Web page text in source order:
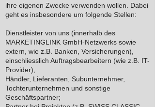
ihre eigenen Zwecke verwenden wollen. Dabei
geht es insbesondere um folgende Stellen:
Dienstleister von uns (innerhalb des
MARKETINGLINK GmbH-Netzwerks sowie
extern, wie z.B. Banken, Versicherungen),
einschliesslich Auftragsbearbeitern (wie z.B. IT-
Provider);
Händler, Lieferanten, Subunternehmer,
Tochterunternehmen und sonstige
Geschäftspartner;